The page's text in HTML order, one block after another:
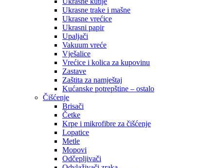
Ukrasne trake i mašne
Ukrasne vrećice
Ukrasni papir
Upaljači
Vakuum vreće
Vješalice
Vrećice i kolica za kupovinu
Zastave
Zaštita za namještaj
Kućanske potrepštine – ostalo
Čišćenje
Brisači
Četke
Krpe i mikrofibre za čišćenje
Lopatice
Metle
Mopovi
Odčepljivači